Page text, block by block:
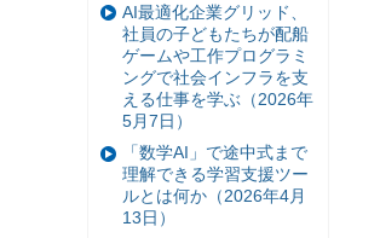
AI最適化企業グリッド、
社員の子どもたちが配船
ゲームや工作プログラミ
ングで社会インフラを支
える仕事を学ぶ（2026年
5月7日）
「数学AI」で途中式まで
理解できる学習支援ツー
ルとは何か（2026年4月
13日）